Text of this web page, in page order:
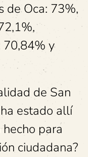
de Oca: 73%,
70,84% y
de San
estado allí
para
ciudadana?